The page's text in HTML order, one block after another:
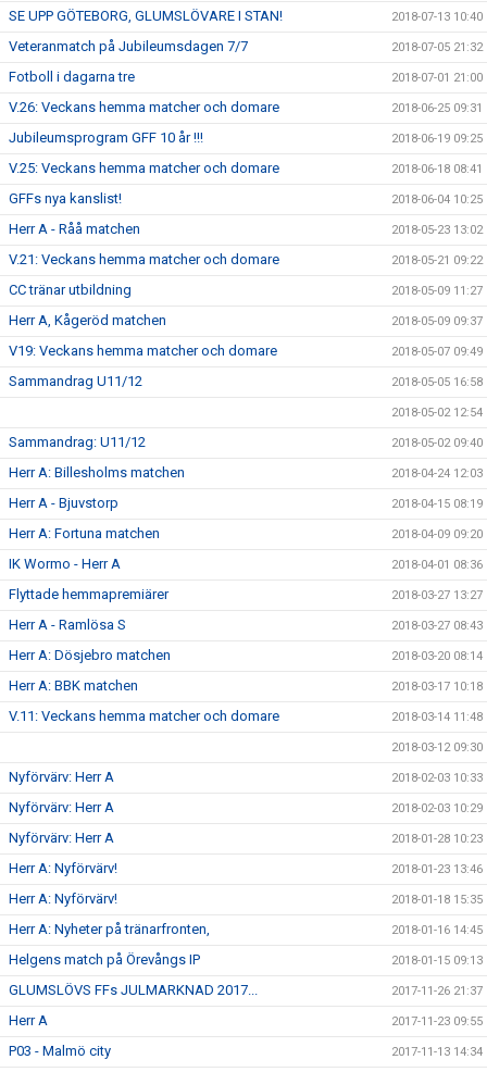
SE UPP GÖTEBORG, GLUMSLÖVARE I STAN! 2018-07-13 10:40
Veteranmatch på Jubileumsdagen 7/7 2018-07-05 21:32
Fotboll i dagarna tre 2018-07-01 21:00
V.26: Veckans hemma matcher och domare 2018-06-25 09:31
Jubileumsprogram GFF 10 år !!! 2018-06-19 09:25
V.25: Veckans hemma matcher och domare 2018-06-18 08:41
GFFs nya kanslist! 2018-06-04 10:25
Herr A - Råå matchen 2018-05-23 13:02
V.21: Veckans hemma matcher och domare 2018-05-21 09:22
CC tränar utbildning 2018-05-09 11:27
Herr A, Kågeröd matchen 2018-05-09 09:37
V19: Veckans hemma matcher och domare 2018-05-07 09:49
Sammandrag U11/12 2018-05-05 16:58
2018-05-02 12:54
Sammandrag: U11/12 2018-05-02 09:40
Herr A: Billesholms matchen 2018-04-24 12:03
Herr A - Bjuvstorp 2018-04-15 08:19
Herr A: Fortuna matchen 2018-04-09 09:20
IK Wormo - Herr A 2018-04-01 08:36
Flyttade hemmapremiärer 2018-03-27 13:27
Herr A - Ramlösa S 2018-03-27 08:43
Herr A: Dösjebro matchen 2018-03-20 08:14
Herr A: BBK matchen 2018-03-17 10:18
V.11: Veckans hemma matcher och domare 2018-03-14 11:48
2018-03-12 09:30
Nyförvärv: Herr A 2018-02-03 10:33
Nyförvärv: Herr A 2018-02-03 10:29
Nyförvärv: Herr A 2018-01-28 10:23
Herr A: Nyförvärv! 2018-01-23 13:46
Herr A: Nyförvärv! 2018-01-18 15:35
Herr A: Nyheter på tränarfronten, 2018-01-16 14:45
Helgens match på Örevångs IP 2018-01-15 09:13
GLUMSLÖVS FFs JULMARKNAD 2017... 2017-11-26 21:37
Herr A 2017-11-23 09:55
P03 - Malmö city 2017-11-13 14:34